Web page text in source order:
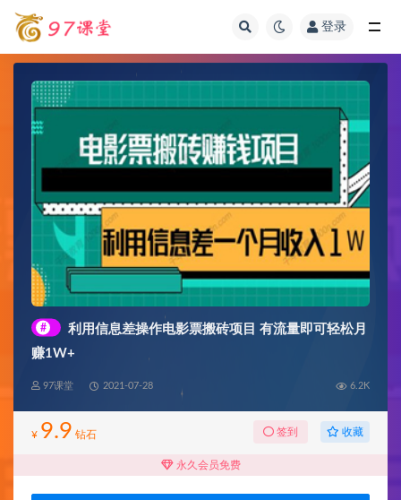
登录
#
利用信息差操作电影票搬砖项目 有流量即可轻松月
赚1W+
97课堂 2021-07-28 6.2K
¥ 9.9 钻石 签到 收藏
永久会员免费